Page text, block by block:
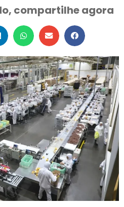
compartilhe agora